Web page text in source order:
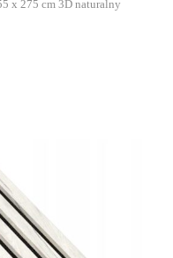
x 275 cm 3D naturalny
od 95,00 zł do 132,50 zł